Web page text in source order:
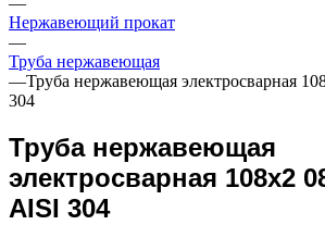
Нержавеющий прокат
—
Труба нержавеющая
—Труба нержавеющая электросварная
304
Труба нержавеющая
электросварная 108х2
AISI 304